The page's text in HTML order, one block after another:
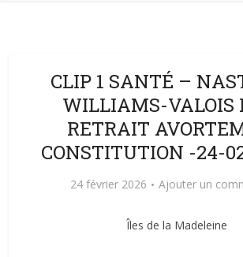
CLIP 1 SANTÉ –
WILLIAMS-VALOIS
RETRAIT
CONSTITUTION -24-
24 février 2026 Ajouter un
Îles de la Madeleine